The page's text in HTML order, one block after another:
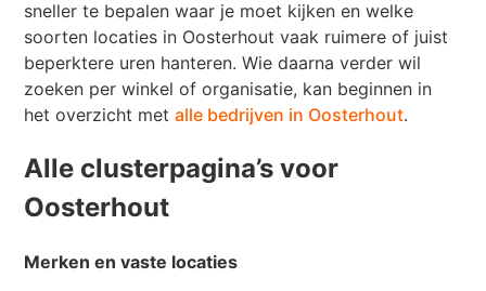
sneller te bepalen waar je moet kijken en welke
soorten locaties in Oosterhout vaak ruimere of juist
beperktere uren hanteren. Wie daarna verder wil
zoeken per winkel of organisatie, kan beginnen in
het overzicht metalle bedrijven in Oosterhout.
Alle clusterpagina’s voor
Oosterhout
Merken en vaste locaties